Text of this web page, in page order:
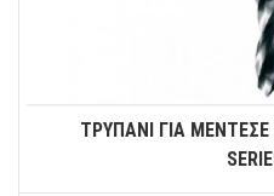
ΤΡΥΠΑΝΙ ΓΙΑ ΜΕΝΤΕΣΕ